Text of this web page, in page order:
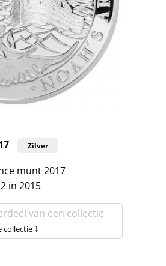
Zilver
munt 2017
in 2015
van een collectie
collectie ⤵